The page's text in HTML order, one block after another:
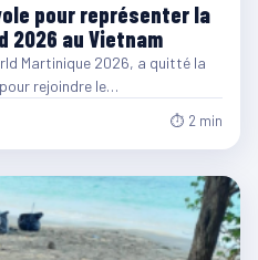
pour représenter la
2026 au Vietnam
Martinique 2026, a quitté la
rejoindre le…
⏱ 2 min